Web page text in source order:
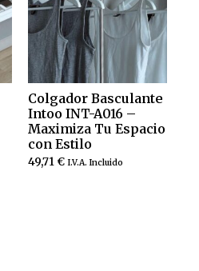
Colgador Basculante
Intoo INT-A016 –
Maximiza Tu Espacio
con Estilo
49,71€ I.V.A. Incluido